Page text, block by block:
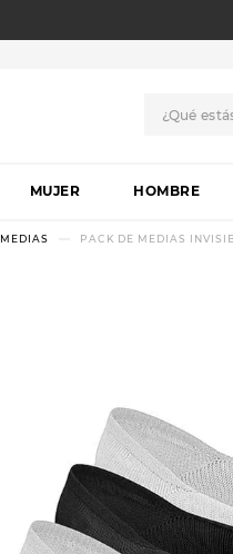
MUJER HOMBRE
MEDIAS PACK DE MEDIAS
1.
botas
skechers
sandalias
8.
hitec
.
slip-ins
10. botas dama